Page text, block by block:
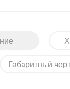
Габаритный